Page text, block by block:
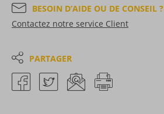
BESOIN D’AIDE OU DE CONSEIL ?
Contactez notre service Client
PARTAGER